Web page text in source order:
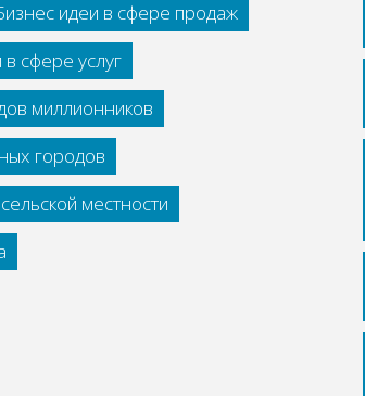
идеи в сфере продаж
сфере услуг
миллионников
городов
местности